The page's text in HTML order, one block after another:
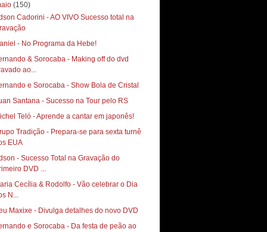
(150)
Cadorini - AO VIVO Sucesso total‏ na
Daniel - No Programa da Hebe!‏
& Sorocaba - Making off do dvd
ao...
e Sorocaba - Show Bola de Cristal
Santana - Sucesso na Tour pelo RS
Teló - Aprende a cantar em japonês!
Tradição - Prepara-se para sexta turnê
EUA
- Sucesso Total na Gravação do
DVD ...
Cecília & Rodolfo - Vão celebrar o Dia
N...
Maxixe - Divulga detalhes do novo DVD
e Sorocaba - Da festa de peão ao